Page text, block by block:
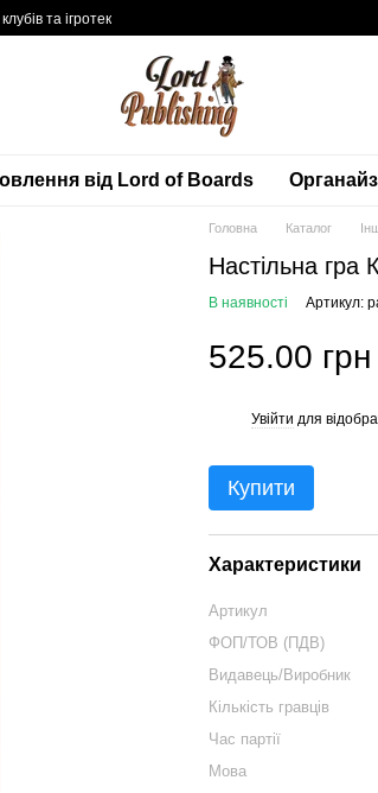
та ігротек
від Lord of Boards
Головна Каталог
Настільна гра
В наявності Артикул:
525.00 грн
Увійти для
Купити
Характеристики
Артикул
ФОП/ТОВ (ПДВ)
Видавець/Виробник
Кількість гравців
Час партії
Мова